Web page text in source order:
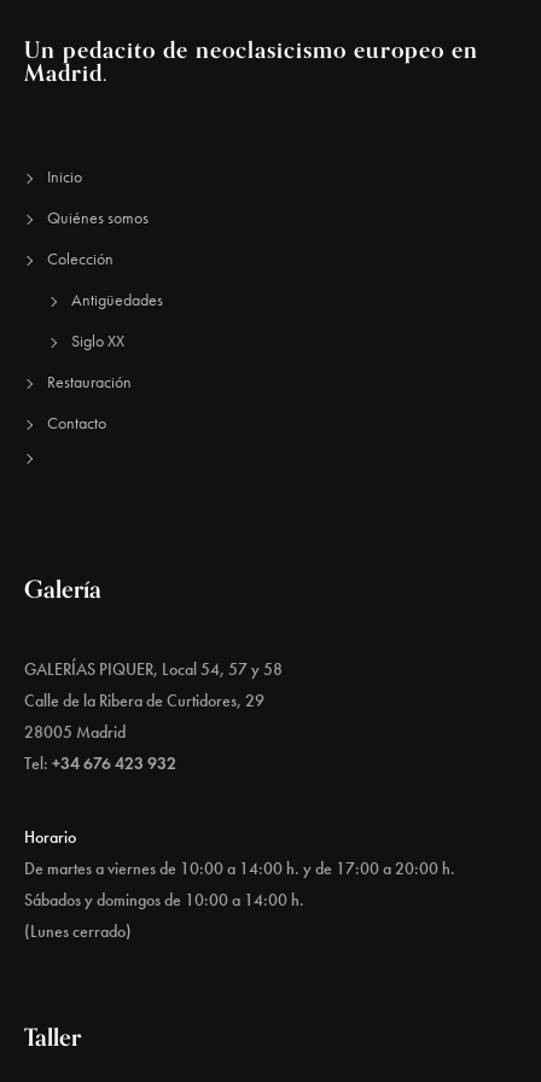
Un pedacito de neoclasicismo europeo en
Madrid.
Inicio
Quiénes somos
Colección
Antigüedades
Siglo XX
Restauración
Contacto
Galería
GALERÍAS PIQUER, Local 54, 57 y 58
Calle de la Ribera de Curtidores, 29
28005 Madrid
Tel: +34 676 423 932
Horario
De martes a viernes de 10:00 a 14:00 h. y de 17:00 a 20:00 h.
Sábados y domingos de 10:00 a 14:00 h.
(Lunes cerrado)
Taller